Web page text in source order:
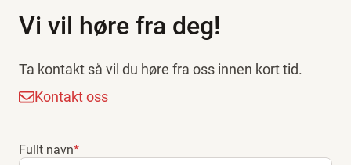
Vi vil høre fra deg!
Ta kontakt så vil du høre fra oss innen kort tid.
Kontakt oss
Fullt navn*